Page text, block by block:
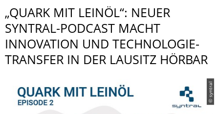
„QUARK MIT LEINÖL“: NEUER
SYNTRAL-PODCAST MACHT
INNOVATION UND TECHNOLOGIE­
TRANSFER IN DER LAUSITZ HÖRBAR
© syntral